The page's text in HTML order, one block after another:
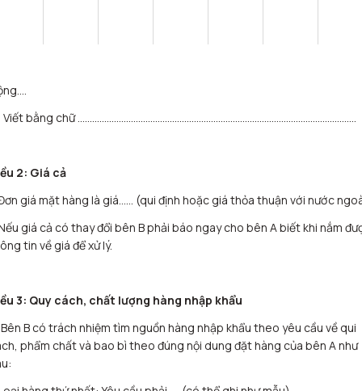
Viết bằng chữ …………………………………………………………………………………………………….
2: Giá cả
giá mặt hàng là giá…… (qui định hoặc giá thỏa thuận với nước
giá cả có thay đổi bên B phải báo ngay cho bên A biết khi nắm
tin về giá để xử lý.
3: Quy cách, chất lượng hàng nhập khẩu
B có trách nhiệm tìm nguồn hàng nhập khẩu theo yêu cầu về qui
phẩm chất và bao bì theo đúng nội dung đặt hàng của bên A như